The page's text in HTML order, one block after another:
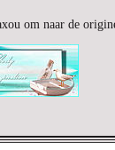
om naar de